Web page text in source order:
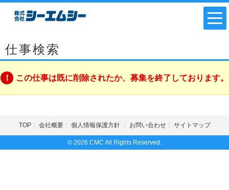
仕事検索
この仕事は既に削除されたか、募集を終了しております。
TOP 会社概要 個人情報保護方針 お問い合わせ サイトマップ
© 2026 CMC All Rights Reserved.